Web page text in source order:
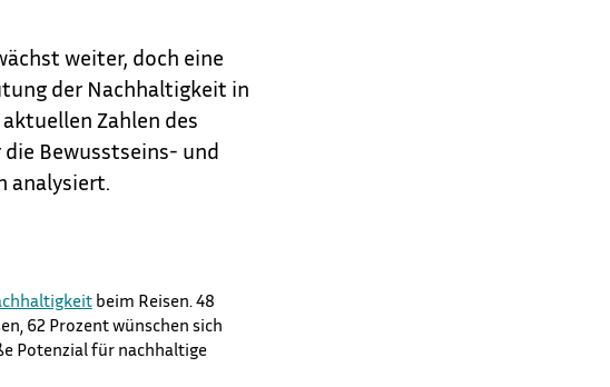
weiter, doch eine
der Nachhaltigkeit in
Zahlen des
Bewusstseins- und
analysiert.
⁠ beim Reisen. 48
62 Prozent wünschen sich
Potenzial für nachhaltige